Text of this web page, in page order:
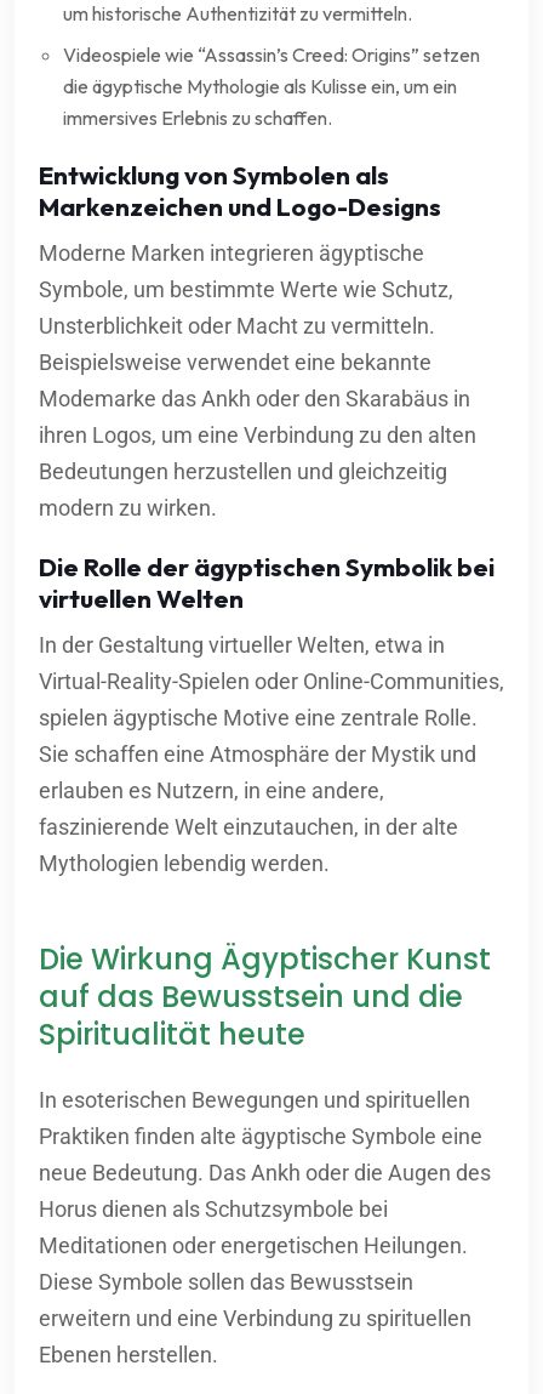
um historische Authentizität zu vermitteln.
Videospiele wie “Assassin’s Creed: Origins” setzen
die ägyptische Mythologie als Kulisse ein, um ein
immersives Erlebnis zu schaffen.
Entwicklung von Symbolen als
Markenzeichen und Logo-Designs
Moderne Marken integrieren ägyptische
Symbole, um bestimmte Werte wie Schutz,
Unsterblichkeit oder Macht zu vermitteln.
Beispielsweise verwendet eine bekannte
Modemarke das Ankh oder den Skarabäus in
ihren Logos, um eine Verbindung zu den alten
Bedeutungen herzustellen und gleichzeitig
modern zu wirken.
Die Rolle der ägyptischen Symbolik bei
virtuellen Welten
In der Gestaltung virtueller Welten, etwa in
Virtual-Reality-Spielen oder Online-Communities,
spielen ägyptische Motive eine zentrale Rolle.
Sie schaffen eine Atmosphäre der Mystik und
erlauben es Nutzern, in eine andere,
faszinierende Welt einzutauchen, in der alte
Mythologien lebendig werden.
Die Wirkung Ägyptischer Kunst
auf das Bewusstsein und die
Spiritualität heute
In esoterischen Bewegungen und spirituellen
Praktiken finden alte ägyptische Symbole eine
neue Bedeutung. Das Ankh oder die Augen des
Horus dienen als Schutzsymbole bei
Meditationen oder energetischen Heilungen.
Diese Symbole sollen das Bewusstsein
erweitern und eine Verbindung zu spirituellen
Ebenen herstellen.